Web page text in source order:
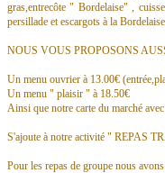
gras,entrecôte " Bordelaise" ,
persillade et escargots à la
NOUS VOUS PROPOSONS
Un menu ouvrier à 13.00€
Un menu " plaisir " à 18.50€
Ainsi que notre carte du marché
S'ajoute à notre activité " REPAS
Pour les repas de groupe nous